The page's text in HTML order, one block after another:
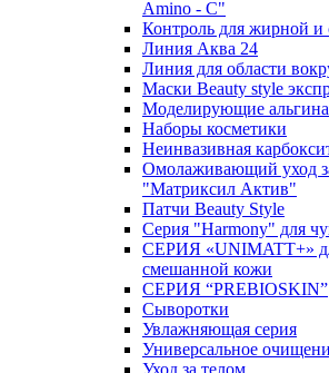
Amino - C"
Контроль для жирной
Линия Аква 24
Линия для области
Маски Beauty style
Моделирующие
Наборы косметики
Неинвазивная
Омолаживающий уход
"Матриксил Актив"
Патчи Beauty Style
Серия "Harmony" для
СЕРИЯ «UNIMATT+»
смешанной кожи
СЕРИЯ “PREBIOSKIN”
Сыворотки
Увлажняющая серия
Универсальное
Уход за телом